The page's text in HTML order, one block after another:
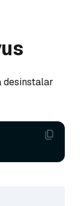
desinstalar